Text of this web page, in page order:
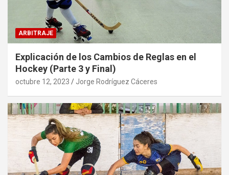
ARBITRAJE
Explicación de los Cambios de Reglas en el
Hockey (Parte 3 y Final)
octubre 12, 2023 Jorge Rodríguez Cáceres